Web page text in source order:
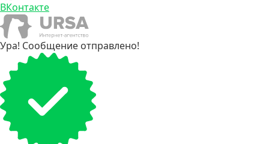
ВКонтакте
Ура! Сообщение отправлено!